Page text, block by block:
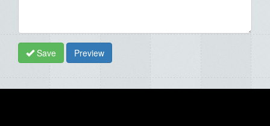
Save Preview